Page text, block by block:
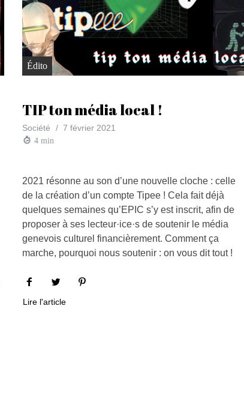
Édito
TIP ton média local !
Société 7 février 2021
4 min
2021 résonne au son d’une nouvelle cloche : celle
de la création d’un compte Tipee ! Cela fait déjà
quelques semaines qu’EPIC s’y est inscrit, afin de
proposer à ses lecteur·ice·s de soutenir le média
genevois culturel financièrement. Comment ça
marche, pourquoi nous soutenir : on vous dit tout !
Lire l'article